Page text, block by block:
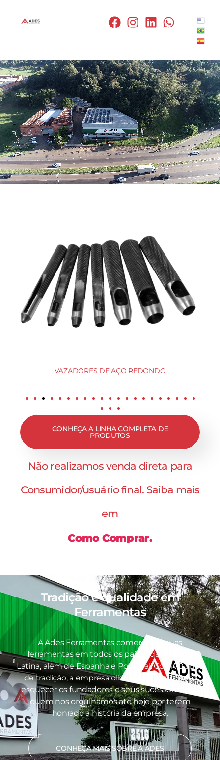
VAZADORES DE AÇO REDONDO
CONHEÇA A LINHA COMPLETA DE
PRODUTOS
Não realizamos venda direta para
Consumidor/usuário final. Saiba mais
em
Como Comprar.
Tradição e qualidade em
Ferramentas
A Ades Ferramentas comercializa suas
ferramentas em todos os países da América
Latina, além de Espanha e Portugal. Com 70 anos
de tradição, a empresa olha para o futuro sem
esquecer os fundadores e seus sucessores, por
quem nos orgulhamos até hoje por terem
honrado a história da empresa.
CONHEÇA MAIS SOBRE A ADES